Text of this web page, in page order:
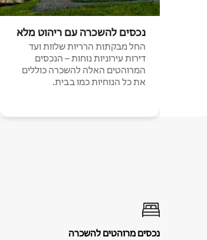
נכסים להשכרה עם ריהוט מלא
החל מבקתות הרריות שלוות ועד
דירות עירוניות נוחות – הנכסים
המרוהטים האלה להשכרה כוללים
את כל הנוחיות כמו בבית.
נכסים מרוהטים להשכרה